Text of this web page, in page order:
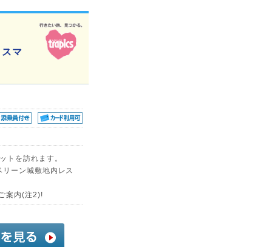
マ
トを訪れます。
ーン城敷地内レス
案内(注2)!